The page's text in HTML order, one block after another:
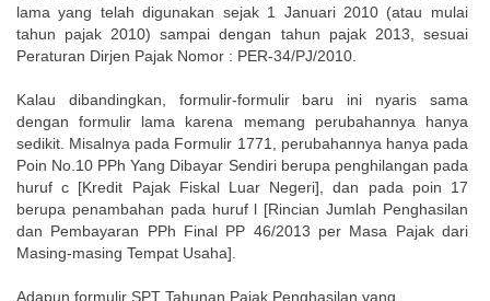
lama yang telah digunakan sejak 1 Januari 2010 (atau mulai
tahun pajak 2010) sampai dengan tahun pajak 2013, sesuai
Peraturan Dirjen Pajak Nomor : PER-34/PJ/2010.
Kalau dibandingkan, formulir-formulir baru ini nyaris sama
dengan formulir lama karena memang perubahannya hanya
sedikit. Misalnya pada Formulir 1771, perubahannya hanya pada
Poin No.10 PPh Yang Dibayar Sendiri berupa penghilangan pada
huruf c [Kredit Pajak Fiskal Luar Negeri], dan pada poin 17
berupa penambahan pada huruf l [Rincian Jumlah Penghasilan
dan Pembayaran PPh Final PP 46/2013 per Masa Pajak dari
Masing-masing Tempat Usaha].
Adapun formulir SPT Tahunan Pajak Penghasilan yang